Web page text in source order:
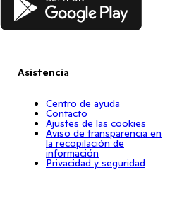
Asistencia
Centro de ayuda
Contacto
Ajustes de las cookies
Aviso de transparencia en
la recopilación de
información
Privacidad y seguridad